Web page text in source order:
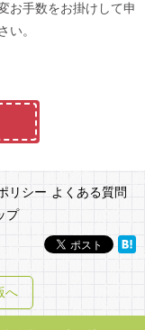
お手数をお掛けして申
い。
リシー よくある質問
プ
へ